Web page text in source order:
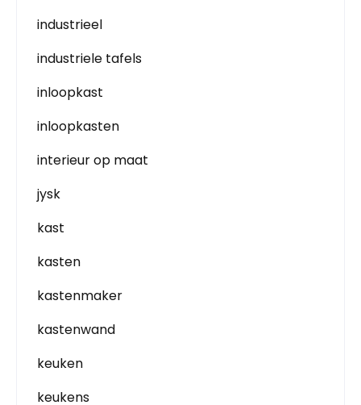
industrieel
industriele tafels
inloopkast
inloopkasten
interieur op maat
jysk
kast
kasten
kastenmaker
kastenwand
keuken
keukens